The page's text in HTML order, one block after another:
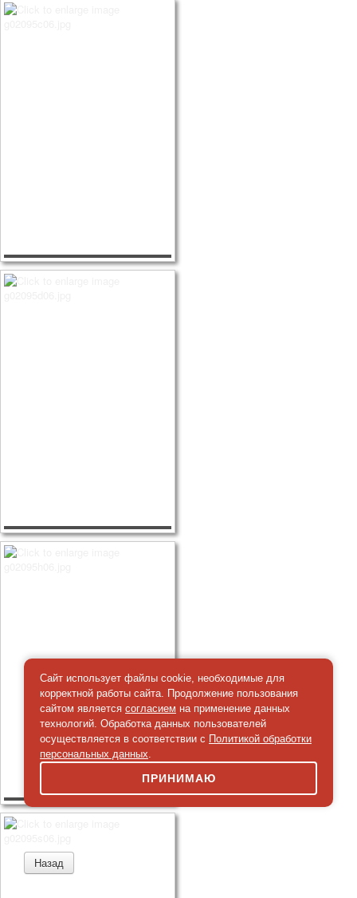
Сайт использует файлы cookie, необходимые для
корректной работы сайта. Продолжение пользования
сайтом является согласием на применение данных
технологий. Обработка данных пользователей
осуществляется в соответствии с Политикой обработки
персональных данных.
ПРИНИМАЮ